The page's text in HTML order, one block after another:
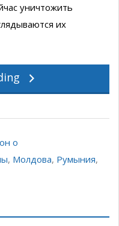
уничтожить
их
о
, Молдова, Румыния,